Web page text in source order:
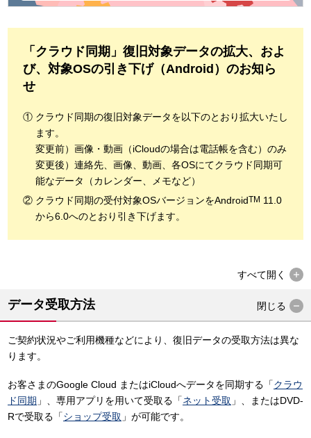
「クラウド同期」復旧対象データの拡大、およ
び、対象OSの引き下げ（Android）のお知ら
せ
クラウド同期の復旧対象データを以下のとおり拡大いたし
ます。
変更前）画像・動画（iCloudの場合は電話帳を含む）のみ
変更後）連絡先、画像、動画、各OSにてクラウド同期可
能なデータ（カレンダー、メモなど）
クラウド同期の受付対象OSバージョンをAndroidTM 11.0
から6.0へのとおり引き下げます。
すべて開く
データ受取方法 閉じる
ご契約状況やご利用機種などにより、復旧データの受取方法は異な
ります。
お客さまのGoogle Cloud またはiCloudへデータを同期する「クラウ
ド同期 」、専用アプリを用いて受取る「ネット受取 」、またはDVD-
Rで受取る「ショップ受取 」が可能です。